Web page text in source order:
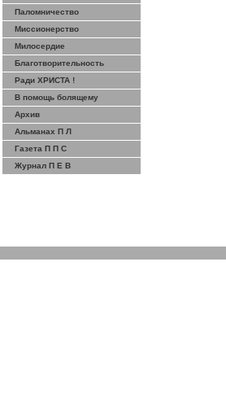
Паломничество
Миссионерство
Милосердие
Благотворительность
Ради ХРИСТА !
В помощь болящему
Архив
Альманах П Л
Газета П П С
Журнал П Е В